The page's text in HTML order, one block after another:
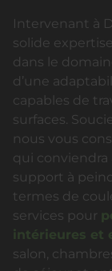
Intervenant à
solide
dans le
d’une
capables de
surfaces.
nous vous
qui conviendra
support à
termes de
services pour
intérieures et
salon,